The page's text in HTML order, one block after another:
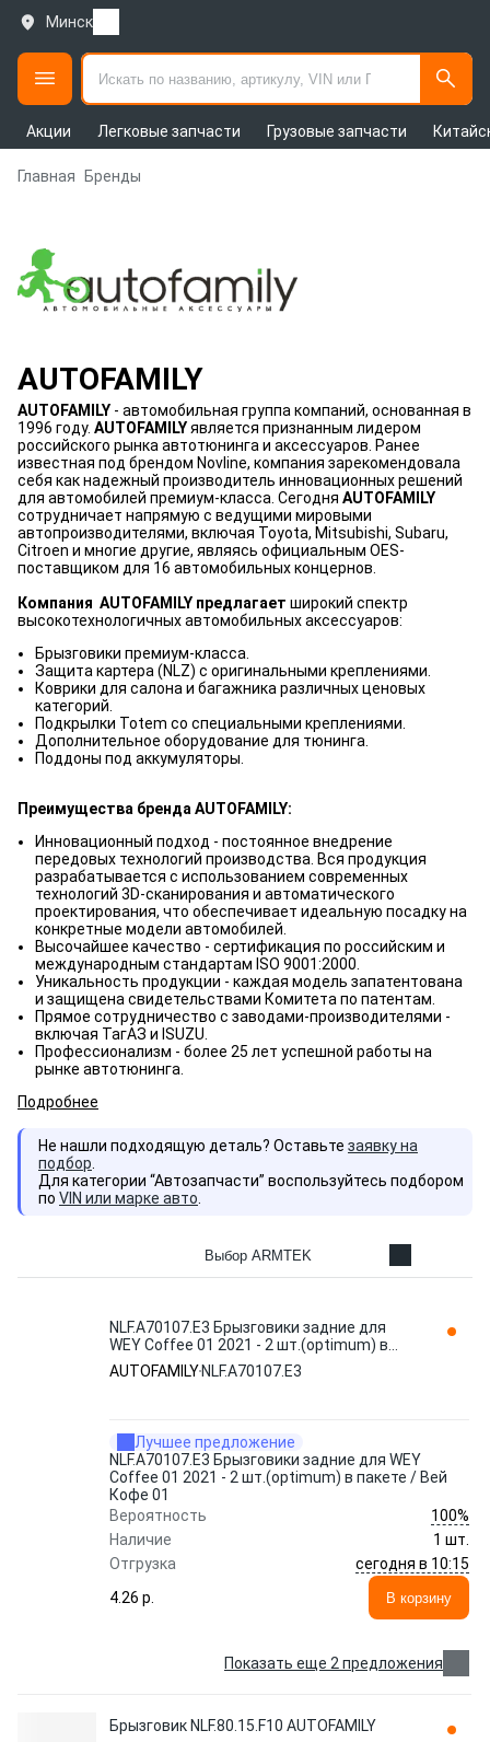
Минск
Акции Легковые запчасти Грузовые запчасти
Главная Бренды
AUTOFAMILY
AUTOFAMILY - автомобильная группа компаний, основанная в
1996 году. AUTOFAMILYявляется признанным лидером
российского рынка автотюнинга и аксессуаров. Ранее
известная под брендом Novline, компания зарекомендовала
себя как надежный производитель инновационных решений
для автомобилей премиум-класса. Сегодня AUTOFAMILY
сотрудничает напрямую с ведущими мировыми
автопроизводителями, включая Toyota, Mitsubishi, Subaru,
Citroen и многие другие, являясь официальным OES-
поставщиком для 16 автомобильных концернов.
Компания AUTOFAMILY предлагает широкий спектр
высокотехнологичных автомобильных аксессуаров:
Брызговики премиум-класса.
Защита картера (NLZ) с оригинальными креплениями.
Коврики для салона и багажника различных ценовых
категорий.
Подкрылки Totem со специальными креплениями.
Дополнительное оборудование для тюнинга.
Поддоны под аккумуляторы.
Преимущества бренда AUTOFAMILY:
Инновационный подход - постоянное внедрение
передовых технологий производства. Вся продукция
разрабатывается с использованием современных
технологий 3D-сканирования и автоматического
проектирования, что обеспечивает идеальную посадку на
конкретные модели автомобилей.
Высочайшее качество - сертификация по российским и
международным стандартам ISO 9001:2000.
Уникальность продукции - каждая модель запатентована
и защищена свидетельствами Комитета по патентам.
Прямое сотрудничество с заводами-производителями -
включая ТагАЗ и ISUZU.
Профессионализм - более 25 лет успешной работы на
рынке автотюнинга.
Подробнее
Не нашли подходящую деталь? Оставьте заявку на
подбор
Для категории “Автозапчасти” воспользуйтесь подбором
по VIN или марке авто
Выбор ARMTEK
NLF.A70107.E3 Брызговики задние для
WEY Coffee 01 2021 - 2 шт.(optimum) в
пакете / Вей Кофе 01 AUTOFAMILY
AUTOFAMILY NLF.A70107.E3
Лучшее предложение
NLF.A70107.E3 Брызговики задние для WEY
Coffee 01 2021 - 2 шт.(optimum) в пакете / Вей
Кофе 01
Вероятность
100%
Наличие
1 шт.
Отгрузка
сегодня в 10:15
4.26 p.
В корзину
Показать еще 2 предложения
Брызговик NLF.80.15.F10 AUTOFAMILY